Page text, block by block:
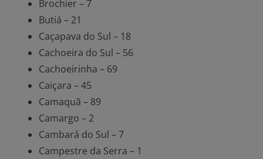
Brochier – 7
Butiá – 21
Caçapava do Sul – 18
Cachoeira do Sul – 56
Cachoeirinha – 69
Caiçara – 45
Camaquã – 89
Camargo – 2
Cambará do Sul – 7
Campestre da Serra – 1